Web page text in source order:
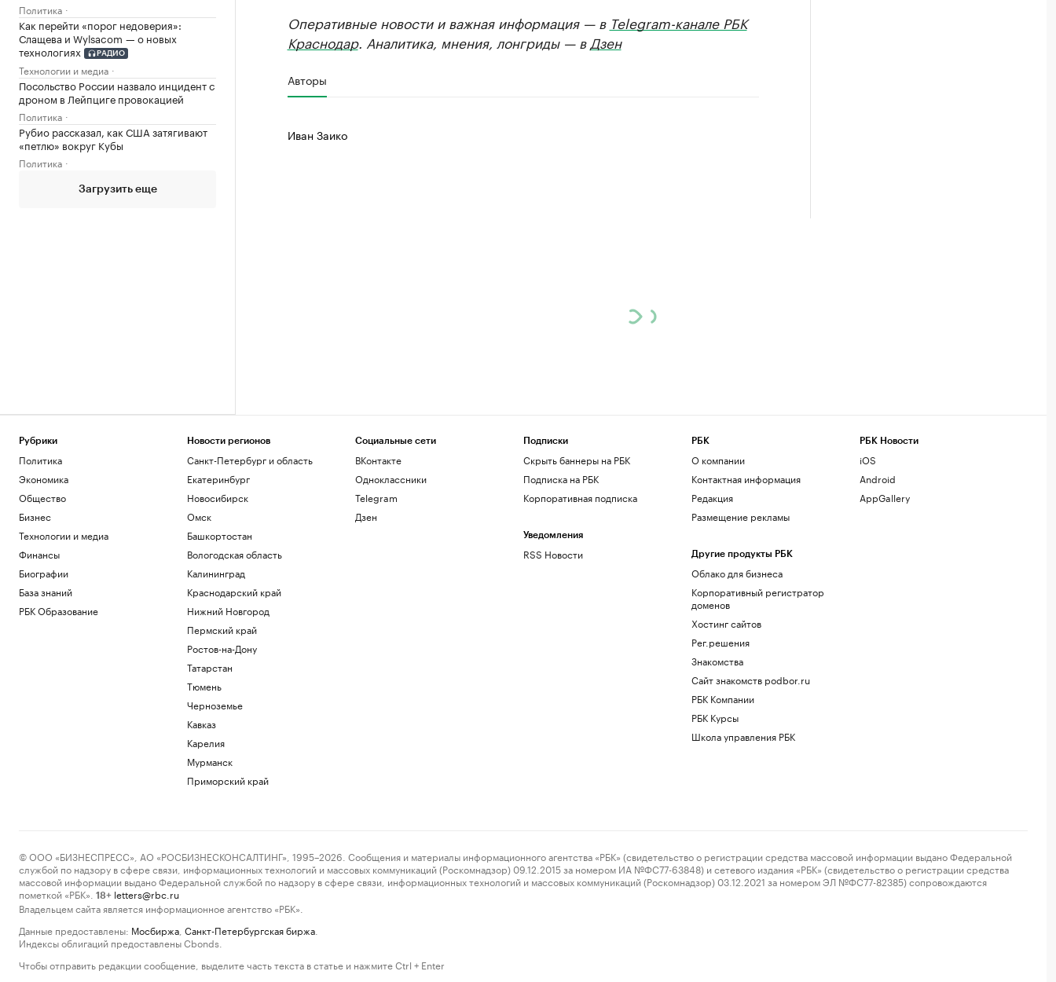
Политика
Как перейти «порог недоверия»:
Слащева и Wylsacom — о новых
технологиях
РАДИО
Технологии и медиа
Посольство России назвало инцидент с
дроном в Лейпциге провокацией
Политика
Рубио рассказал, как США затягивают
«петлю» вокруг Кубы
Политика
Загрузить еще
Оперативные новости и важная информация — в Telegram-канале РБК
Краснодар. Аналитика, мнения, лонгриды — в Дзен
Авторы
Иван Заико
Рубрики
Политика
Экономика
Общество
Бизнес
Технологии и медиа
Финансы
Биографии
База знаний
РБК Образование
Новости регионов
Санкт-Петербург и область
Екатеринбург
Новосибирск
Омск
Башкортостан
Вологодская область
Калининград
Краснодарский край
Нижний Новгород
Пермский край
Ростов-на-Дону
Татарстан
Тюмень
Черноземье
Кавказ
Карелия
Мурманск
Приморский край
Социальные сети
ВКонтакте
Одноклассники
Telegram
Дзен
Подписки
Скрыть баннеры на РБК
Подписка на РБК
Корпоративная подписка
Уведомления
RSS Новости
РБК
О компании
Контактная информация
Редакция
Размещение рекламы
Другие продукты РБК
Облако для бизнеса
Корпоративный регистратор
доменов
Хостинг сайтов
Рег.решения
Знакомства
Сайт знакомств podbor.ru
РБК Компании
РБК Курсы
Школа управления РБК
РБК Новости
iOS
Android
AppGallery
© ООО «БИЗНЕСПРЕСС», АО «РОСБИЗНЕСКОНСАЛТИНГ», 1995–2026. Сообщения и материалы информационного агентства «РБК» (свидетельство о регистрации средства массовой информации выдано Федеральной
службой по надзору в сфере связи, информационных технологий и массовых коммуникаций (Роскомнадзор) 09.12.2015 за номером ИА №ФС77-63848) и сетевого издания «РБК» (свидетельство о регистрации средства
массовой информации выдано Федеральной службой по надзору в сфере связи, информационных технологий и массовых коммуникаций (Роскомнадзор) 03.12.2021 за номером ЭЛ №ФС77-82385) сопровождаются
пометкой «РБК».
18+ letters@rbc.ru
Владельцем сайта является информационное агентство «РБК».
Данные предоставлены: Мосбиржа Санкт-Петербургская биржа
Индексы облигаций предоставлены Cbonds.
Чтобы отправить редакции сообщение, выделите часть текста в статье и нажмите Ctrl + Enter